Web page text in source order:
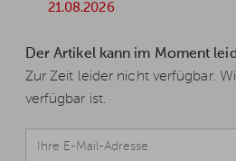
21.08.2026
Der Artikel kann im Moment
Zur Zeit leider nicht verfügbar.
verfügbar ist.